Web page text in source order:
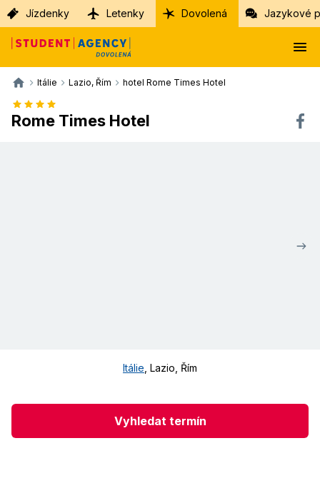
Jízdenky Letenky Dovolená Jazykové
Itálie Lazio, Řím hotel Rome Times Hotel
Rome Times Hotel
Itálie Lazio, Řím
Vyhledat termín